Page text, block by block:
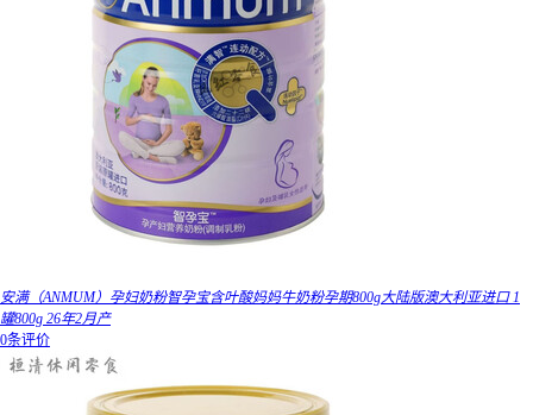
安满（ANMUM）孕妇奶粉智孕宝含叶酸妈妈牛奶粉孕期800g大陆版澳大利亚进口 1
罐800g 26年2月产
0条评价